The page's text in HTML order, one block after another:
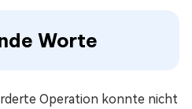
Worte
Operation konnte nicht